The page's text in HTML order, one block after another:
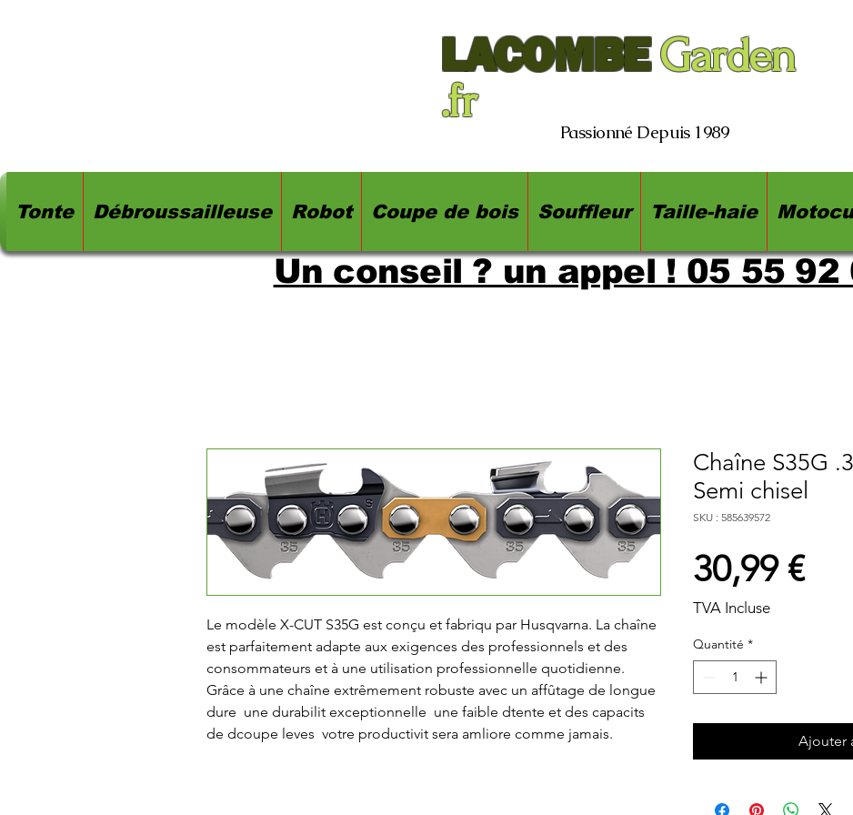
LACOMBE Garden
.fr
Passionné Depuis 1989
Tonte Débroussailleuse Robot Coupe de bois Souffleur Taille-haie
Un conseil ? un appel ! 05 55 92
Le modèle X-CUT S35G est conçu et fabriqu par Husqvarna. La chaîne
est parfaitement adapte aux exigences des professionnels et des
consommateurs et à une utilisation professionnelle quotidienne.
Grâce à une chaîne extrêmement robuste avec un affûtage de longue
dure  une durabilit exceptionnelle  une faible dtente et des capacits
de dcoupe leves  votre productivit sera amliore comme jamais.
Chaîne S35G
Semi chisel
SKU : 585639572
30,99 €Prix
TVA Incluse
Quantité *
Ajouter